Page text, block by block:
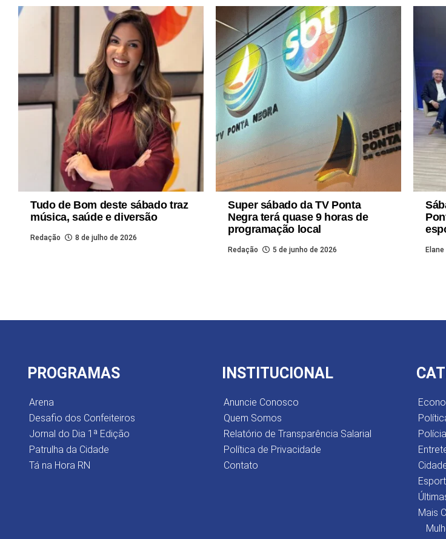
Tudo de Bom deste sábado traz
música, saúde e diversão
Redação 8 de julho de 2026
Super sábado da TV Ponta
Negra terá quase 9 horas de
programação local
Redação 5 de junho de 2026
PROGRAMAS
Arena
Desafio dos Confeiteiros
Jornal do Dia 1ª Edição
Patrulha da Cidade
Tá na Hora RN
INSTITUCIONAL
Anuncie Conosco
Quem Somos
Relatório de Transparência Salarial
Política de Privacidade
Contato
Polícia
Mais